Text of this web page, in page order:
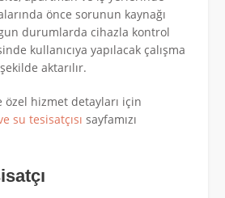
önce sorunun kaynağı
durumlarda cihazla kontrol
kullanıcıya yapılacak çalışma
aktarılır.
özel hizmet detayları için
su tesisatçısı sayfamızı